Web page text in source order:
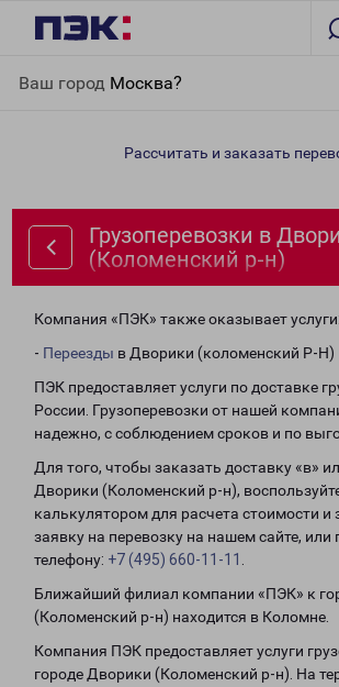
Ваш город Москва?
(Коломенский р-н)
Рассчитать и заказать
Грузоперевозки в
(Коломенский р-н)
Компания «ПЭК» также оказывает услуги:
- Переезды в Дворики (коломенский Р-Н)
ПЭК предоставляет услуги по доставке
России. Грузоперевозки от нашей
надежно, с соблюдением сроков и по
Для того, чтобы заказать доставку «в»
Дворики (Коломенский р-н),
калькулятором для расчета стоимости и
заявку на перевозку на нашем сайте, или
телефону: +7 (495) 660-11-11
Ближайший филиал компании «ПЭК» к
(Коломенский р-н) находится в Коломне.
Компания ПЭК предоставляет услуги
городе Дворики (Коломенский р-н). На